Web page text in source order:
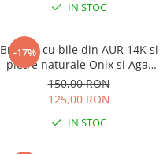
IN STOC
-17%
Bratara cu bile din AUR 14K si
pietre naturale Onix si Agat
Indian
150,00 RON
125,00 RON
IN STOC